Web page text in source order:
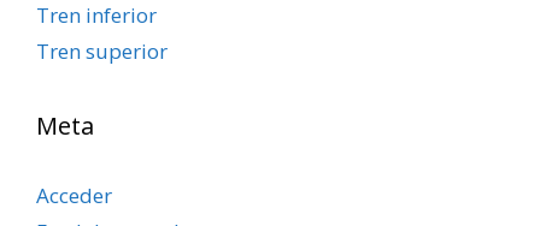
Tren inferior
Tren superior
Meta
Acceder